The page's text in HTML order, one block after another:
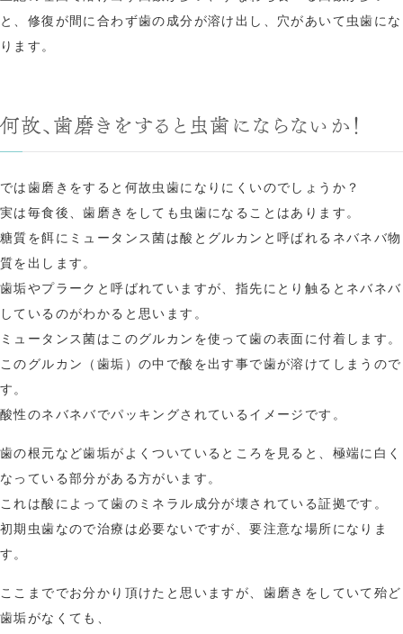
と、修復が間に合わず歯の成分が溶け出し、穴があいて虫歯にな
ります。
何故、歯磨きをすると虫歯にならないか！
では歯磨きをすると何故虫歯になりにくいのでしょうか？
実は毎食後、歯磨きをしても虫歯になることはあります。
糖質を餌にミュータンス菌は酸とグルカンと呼ばれるネバネバ物
質を出します。
歯垢やプラークと呼ばれていますが、指先にとり触るとネバネバ
しているのがわかると思います。
ミュータンス菌はこのグルカンを使って歯の表面に付着します。
このグルカン（歯垢）の中で酸を出す事で歯が溶けてしまうので
す。
酸性のネバネバでパッキングされているイメージです。
歯の根元など歯垢がよくついているところを見ると、極端に白く
なっている部分がある方がいます。
これは酸によって歯のミネラル成分が壊されている証拠です。
初期虫歯なので治療は必要ないですが、要注意な場所になりま
す。
ここまででお分かり頂けたと思いますが、歯磨きをしていて殆ど
歯垢がなくても、